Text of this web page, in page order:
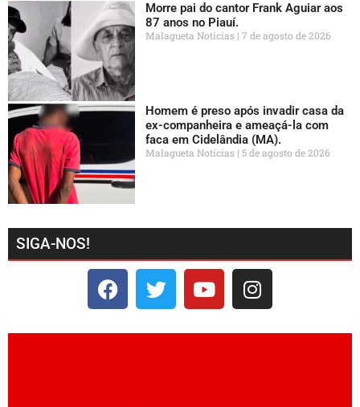
Morre pai do cantor Frank Aguiar aos
87 anos no Piauí.
Malagueta Notícias 7 de agosto de 2026
Homem é preso após invadir casa da
ex-companheira e ameaçá-la com
faca em Cidelândia (MA).
Malagueta Notícias 5 de agosto de 2026
SIGA-NOS!